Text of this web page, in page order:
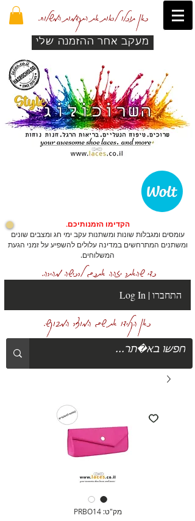
כאן תוכלו לראות את התקדמות המשלוח.
מעקב אחר ההזמנה שלי
הקדימו הזמנותיכם.
עומסים ומגבלות שונות ומשתנות עקב ימי חג ומצבים שונים
ומשתנים המתרחשים במדינה עלולים להשפיע על זמני הגעת
המשלוחים.
כדי שהאתר יזהה אתכם לרכישה מהירה.
Log In | התחברו
כאן הקלידו את שם המוצר המבוקש.
מק"ט: PRBO14